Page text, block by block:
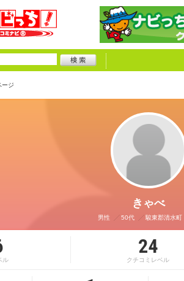
ージ
きゃべ
男性 50代 駿東郡清水町
ル
24
クチコミレベル